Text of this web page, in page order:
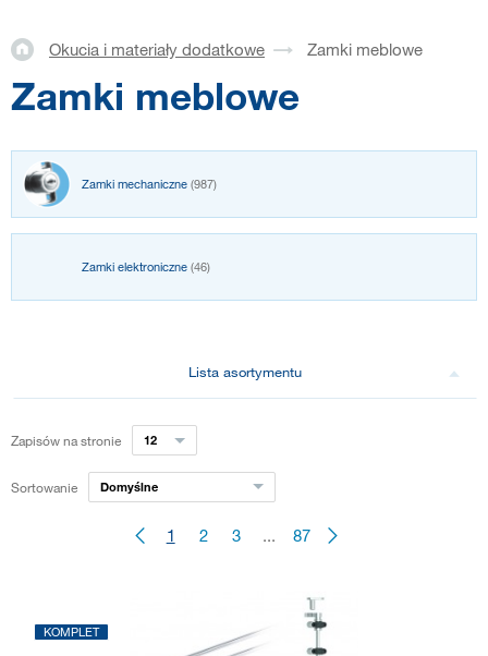
Okucia i materiały dodatkowe Zamki meblowe
Zamki meblowe
Zamki mechaniczne (987)
Zamki elektroniczne (46)
Lista asortymentu
Zapisów na stronie 12
Sortowanie Domyślne
1 2 3 ... 87
KOMPLET